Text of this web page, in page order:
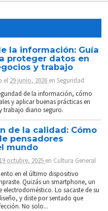
la información: Guía
proteger datos en
y trabajo
el 29 junio, 2026 enSeguridad
de la información, cómo
y aplicar buenas prácticas en
trabajo diario seguro.
de la calidad: Cómo
pensadores
mundo
19 octubre, 2025 en Cultura General
en el último dispositivo
Quizás un smartphone, un
electrodoméstico. Lo sacaste de su
y diste por sentado que
No solo...